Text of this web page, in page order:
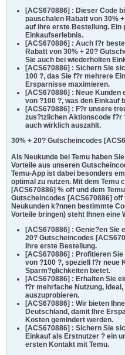
[ACS670886] : Dieser Code
pauschalen Rabatt von 30%
auf ihre erste Bestellung. Ein
Einkaufserlebnis.
[ACS670886] : Auch f?r
Rabatt von 30% + 20?
Sie auch bei wiederholten
[ACS670886] : Sichern Sie
100 ?, das Sie f?r mehrere
Ersparnisse maximieren.
[ACS670886] : Neue
von ?100 ?, was den Einkauf
[ACS670886] : F?r unsere
zus?tzlichen Aktionscode f?r
auch wirklich auszahlt.
30% + 20? Gutscheincodes
Als Neukunde bei Temu haben
Vorteile aus unseren
Temu-App ist dabei besonders
optimal zu nutzen. Mit dem Temu
[ACS670886] % off und dem
Gutscheincodes [ACS670886]
Neukunden k?nnen bestimmte
Vorteile bringen) steht Ihnen eine
[ACS670886] : Genie?en Sie
20? Gutscheincodes
Ihre erste Bestellung.
[ACS670886] : Profitieren
von ?100 ?, speziell f?r neue
Sparm?glichkeiten bietet.
[ACS670886] : Erhalten Sie
f?r mehrfache Nutzung,
auszuprobieren.
[ACS670886] : Wir bieten
Deutschland, damit Ihre
Kosten gemindert werden.
[ACS670886] : Sichern Sie
Einkauf als Erstnutzer ? ein
ersten Kontakt mit Temu.